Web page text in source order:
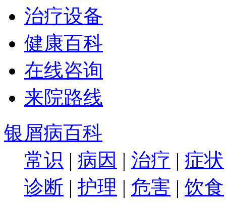
治疗设备
健康百科
在线咨询
来院路线
银屑病百科
常识 | 病因 | 治疗 | 症状
诊断 | 护理 | 危害 | 饮食